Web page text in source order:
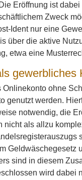
Eröffnung ist
Zweck
Ident nur eine
über die aktive
etwa eine
gewerbliches
Onlinekonto ohne
genutzt werden.
notwendig, die
nicht als allzu
Geldwäschegesetz
sind in diesem
wird dabei